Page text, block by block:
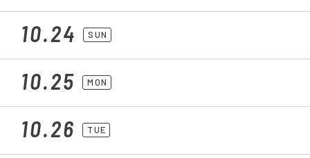
10.24 SUN
10.25 MON
10.26 TUE